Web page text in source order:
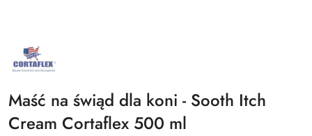
NAZWA
PRODUCENTA:
CORTAFLEX
Maść na świąd dla koni - Sooth Itch
Cream Cortaflex 500 ml